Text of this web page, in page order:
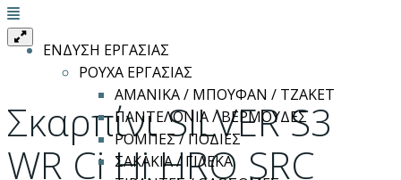
Μενού
ΕΝΔΥΣΗ ΕΡΓΑΣΙΑΣ
ΡΟΥΧΑ ΕΡΓΑΣΙΑΣ
ΑΜΑΝΙΚΑ / ΜΠΟΥΦΑΝ / ΤΖΑΚΕΤ
ΠΑΝΤΕΛΟΝΙΑ / ΒΕΡΜΟΥΔΕΣ
ΡΟΜΠΕΣ / ΠΟΔΙΕΣ
ΣΑΚΑΚΙΑ / ΓΙΛΕΚΑ
Σκαρπίνι SILVER S3
WR Ci Hi HRO SRC